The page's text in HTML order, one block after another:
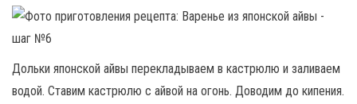
Дольки японской айвы перекладываем в кастрюлю и заливаем
водой. Ставим кастрюлю с айвой на огонь. Доводим до кипения.